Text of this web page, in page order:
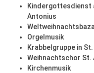
Kindergottesdienst
Antonius
Orgelmusik
Krabbelgruppe in
Weihnachtschor St.
Kirchenmusik